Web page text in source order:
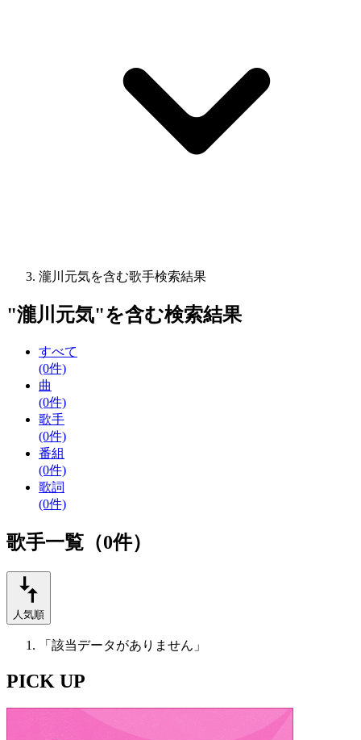
瀧川元気を含む歌手検索結果
"瀧川元気"を含む検索結果
すべて
(0件)
曲
(0件)
歌手
(0件)
番組
(0件)
歌詞
(0件)
歌手一覧（0件）
人気順
「該当データがありません」
PICK UP